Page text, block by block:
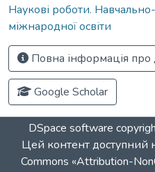
Наукові роботи.
міжнародної освіти
Повна інформація про
Google Scholar
DSpace software
Цей контент доступний
Commons «Attribution-